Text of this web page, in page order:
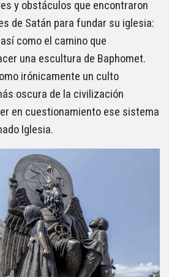
y obstáculos que encontraron
de Satán para fundar su iglesia:
como el camino que
una escultura de Baphomet.
irónicamente un culto
oscura de la civilización
en cuestionamiento ese sistema
Iglesia.